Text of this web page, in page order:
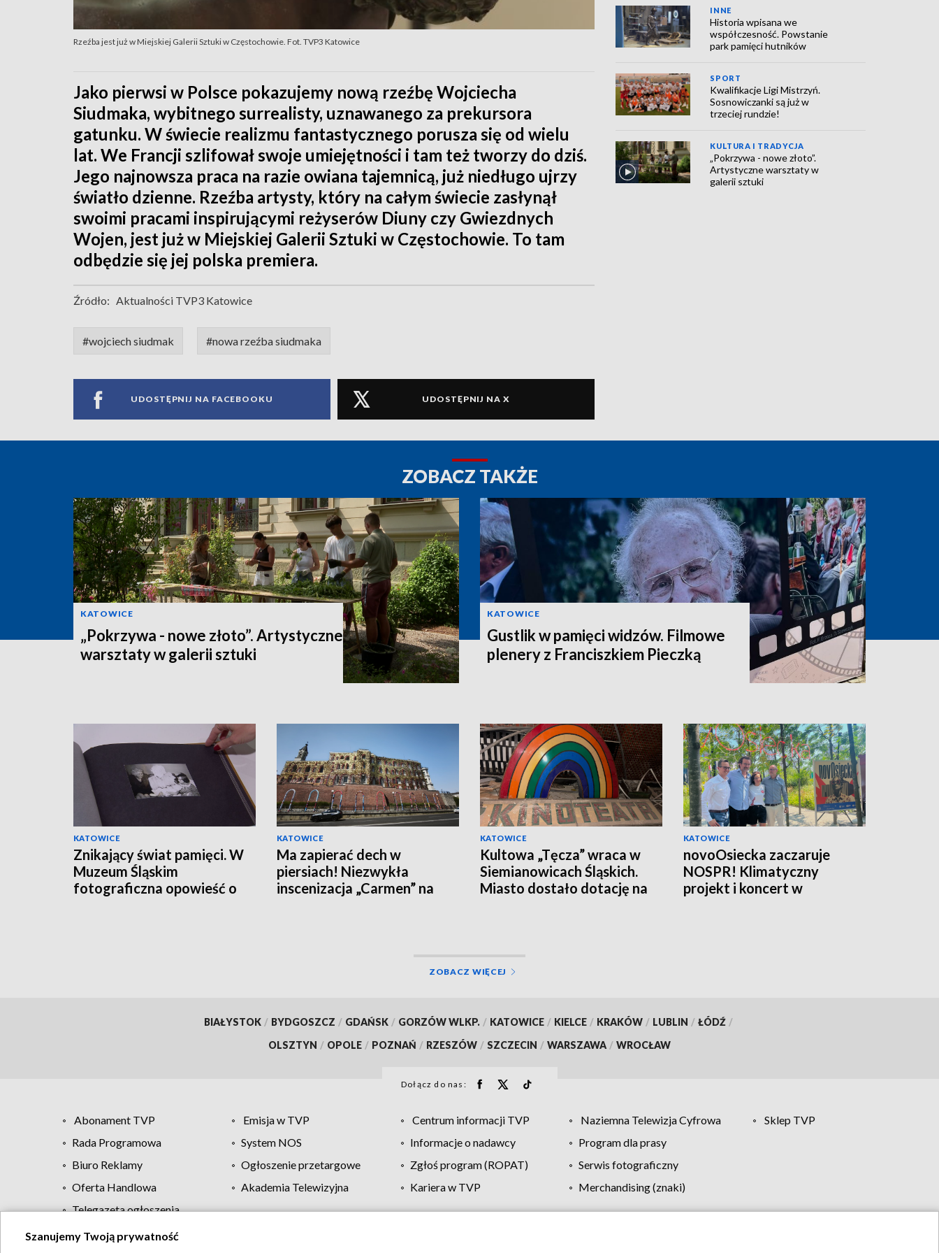
Rzeźba jest już w Miejskiej Galerii Sztuki w Częstochowie. Fot. TVP3 Katowice
Jako pierwsi w Polsce pokazujemy nową rzeźbę Wojciecha
Siudmaka, wybitnego surrealisty, uznawanego za prekursora
gatunku. W świecie realizmu fantastycznego porusza się od wielu
lat. We Francji szlifował swoje umiejętności i tam też tworzy do dziś.
Jego najnowsza praca na razie owiana tajemnicą, już niedługo ujrzy
światło dzienne. Rzeźba artysty, który na całym świecie zasłynął
swoimi pracami inspirującymi reżyserów Diuny czy Gwiezdnych
Wojen, jest już w Miejskiej Galerii Sztuki w Częstochowie. To tam
odbędzie się jej polska premiera.
Źródło: Aktualności TVP3 Katowice
#wojciech siudmak #nowa rzeźba siudmaka
UDOSTĘPNIJ NA FACEBOOKU UDOSTĘPNIJ NA X
INNE
Historia wpisana we
współczesność. Powstanie
park pamięci hutników
SPORT
Kwalifikacje Ligi Mistrzyń.
Sosnowiczanki są już w
trzeciej rundzie!
KULTURA I TRADYCJA
„Pokrzywa - nowe złoto”.
Artystyczne warsztaty w
galerii sztuki
ZOBACZ TAKŻE
KATOWICE
„Pokrzywa - nowe złoto”. Artystyczne
warsztaty w galerii sztuki
KATOWICE
Gustlik w pamięci widzów. Filmowe
plenery z Franciszkiem Pieczką
KATOWICE
Znikający świat pamięci. W
Muzeum Śląskim
fotograficzna opowieść o
KATOWICE
Ma zapierać dech w
piersiach! Niezwykła
inscenizacja „Carmen” na
KATOWICE
Kultowa „Tęcza” wraca w
Siemianowicach Śląskich.
Miasto dostało dotację na
KATOWICE
novoOsiecka zaczaruje
NOSPR! Klimatyczny
projekt i koncert w
ZOBACZ WIĘCEJ
BIAŁYSTOK / BYDGOSZCZ / GDAŃSK / GORZÓW WLKP. / KATOWICE / KIELCE / KRAKÓW / LUBLIN / ŁÓDŹ /
OLSZTYN / OPOLE / POZNAŃ / RZESZÓW / SZCZECIN / WARSZAWA / WROCŁAW
Dołącz do nas:
Abonament TVP Emisja w TVP Centrum informacji TVP Naziemna Telewizja Cyfrowa
Sklep TVP
Rada Programowa
System NOS Informacje o nadawcy
Program dla prasy
Biuro Reklamy
Ogłoszenie przetargowe Zgłoś program (ROPAT)
Serwis fotograficzny
Oferta Handlowa
Akademia Telewizyjna Kariera w TVP
Merchandising (znaki)
Telegazeta ogłoszenia
Szanujemy Twoją prywatność